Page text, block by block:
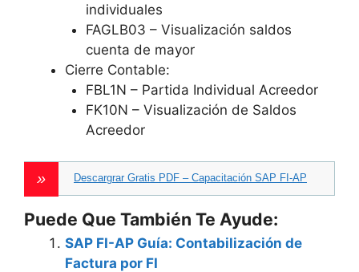
individuales
FAGLB03 – Visualización saldos
cuenta de mayor
Cierre Contable:
FBL1N – Partida Individual Acreedor
FK10N – Visualización de Saldos
Acreedor
Descargrar Gratis PDF – Capacitación SAP FI-AP
Puede Que También Te Ayude:
SAP FI-AP Guía: Contabilización de
Factura por FI